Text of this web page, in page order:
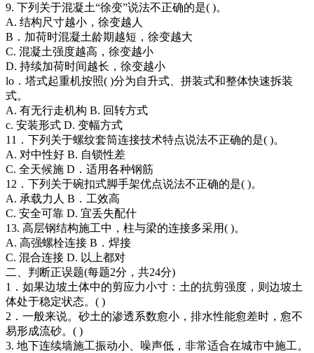
9. 下列关于混凝土“徐变”说法不正确的是( )。
A. 结构尺寸越小，徐变越人
B．加荷时混凝土龄期越短，徐变越大
C. 混凝土强度越高，徐变越小
D. 持续加荷时间越长，徐变越小
lo．塔式起重机按照( )分为自升式、拼装式和整体快速拆装
式。
A. 有无行走机构 B. 回转方式
c. 安装形式 D. 变幅方式
11．下列关于螺纹套筒连接技术特点说法不正确的是( )。
A. 对中性好 B. 自锁性差
C. 全天候施 D．适用各种钢筋
12．下列关于碗扣式脚手架优点说法不正确的是( )。
A. 承载力人 B．工效高
C. 安全可靠 D. 宜丢失配什
13. 高层钢结构施工中，柱与梁的连接多采用( )。
A. 高强螺栓连接 B．焊接
C. 混合连接 D. 以上都对
二、判断正误题(每题2分，共24分)
1．如果边坡土体中的剪应力小寸：土的抗剪强度，则边坡土
体处于稳定状态。( )
2．一般来说。砂土的渗透系数愈小，排水性能愈差时，愈不
易形成流砂。( )
3. 地下连续墙施工振动小、噪声低，非常适合在城市中施工。